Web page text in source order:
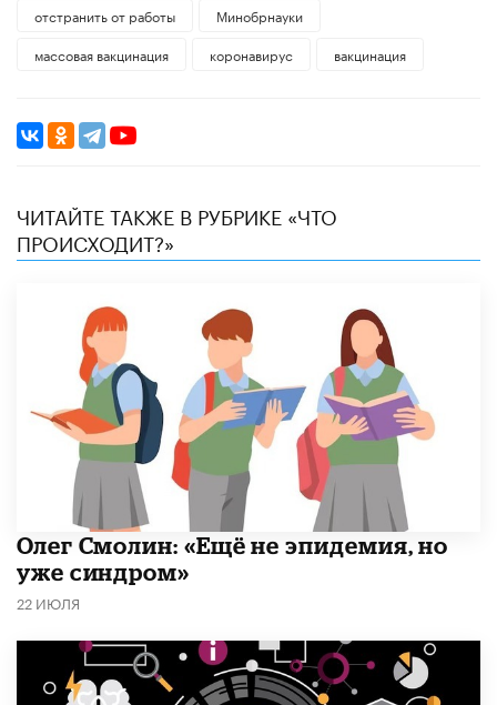
отстранить от работы
Минобрнауки
массовая вакцинация
коронавирус вакцинация
ЧИТАЙТЕ ТАКЖЕ В РУБРИКЕ «ЧТО
ПРОИСХОДИТ?»
​Олег Смолин: «Ещё не эпидемия, но
уже синдром»
22 ИЮЛЯ